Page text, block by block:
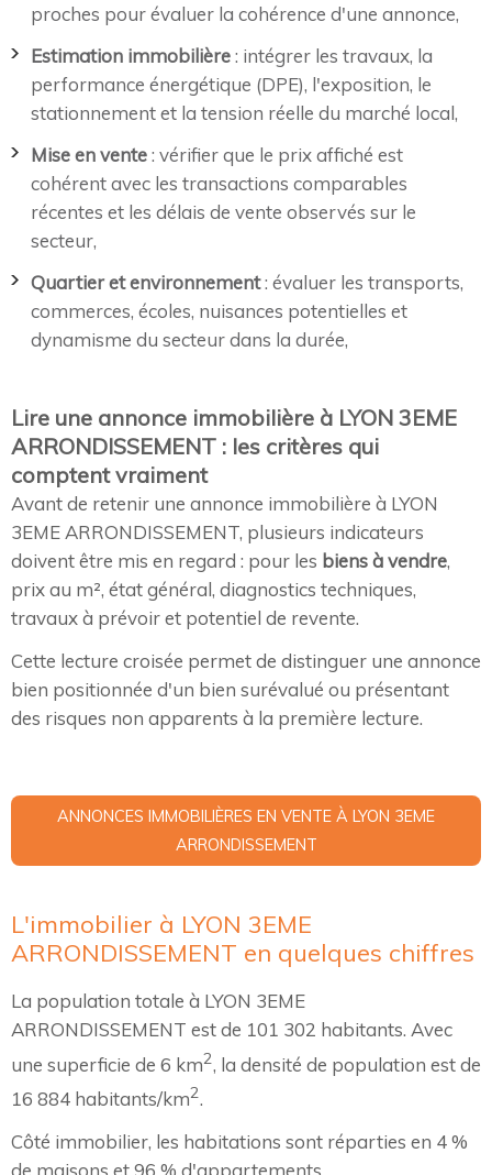
proches pour évaluer la cohérence d'une annonce,
Estimation immobilière: intégrer les travaux, la
performance énergétique (DPE), l'exposition, le
stationnement et la tension réelle du marché local,
Mise en vente: vérifier que le prix affiché est
cohérent avec les transactions comparables
récentes et les délais de vente observés sur le
secteur,
Quartier et environnement: évaluer les transports,
commerces, écoles, nuisances potentielles et
dynamisme du secteur dans la durée,
Lire une annonce immobilière à LYON 3EME
ARRONDISSEMENT : les critères qui
comptent vraiment
Avant de retenir une annonce immobilière à LYON
3EME ARRONDISSEMENT, plusieurs indicateurs
doivent être mis en regard : pour les biens à vendre,
prix au m², état général, diagnostics techniques,
travaux à prévoir et potentiel de revente.
Cette lecture croisée permet de distinguer une annonce
bien positionnée d'un bien surévalué ou présentant
des risques non apparents à la première lecture.
ANNONCES IMMOBILIÈRES EN VENTE À LYON 3EME
ARRONDISSEMENT
L'immobilier à LYON 3EME
ARRONDISSEMENT en quelques chiffres
La population totale à LYON 3EME
ARRONDISSEMENT est de 101 302 habitants. Avec
une superficie de 6 km2, la densité de population est de
16 884 habitants/km2.
Côté immobilier, les habitations sont réparties en 4 %
de maisons et 96 % d'appartements.